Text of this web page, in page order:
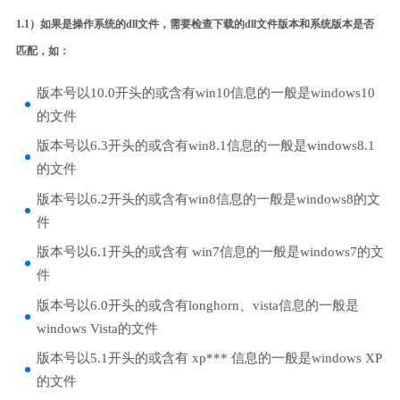
1.1）如果是操作系统的dll文件，需要检查下载的dll文件版本和系统版本是否
匹配，如：
版本号以10.0开头的或含有win10信息的一般是windows10
的文件
版本号以6.3开头的或含有win8.1信息的一般是windows8.1
的文件
版本号以6.2开头的或含有win8信息的一般是windows8的文
件
版本号以6.1开头的或含有 win7信息的一般是windows7的文
件
版本号以6.0开头的或含有longhorn、vista信息的一般是
windows Vista的文件
版本号以5.1开头的或含有 xp*** 信息的一般是windows XP
的文件